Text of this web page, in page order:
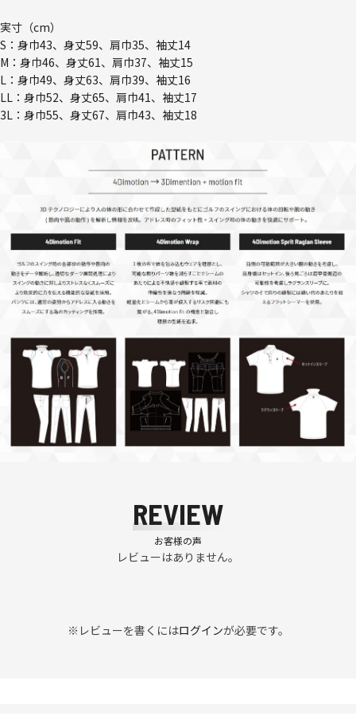
実寸（cm）
S：身巾43、身丈59、肩巾35、袖丈14
M：身巾46、身丈61、肩巾37、袖丈15
L：身巾49、身丈63、肩巾39、袖丈16
LL：身巾52、身丈65、肩巾41、袖丈17
3L：身巾55、身丈67、肩巾43、袖丈18
REVIEW
お客様の声
レビューはありません。
※レビューを書くにはログインが必要です。